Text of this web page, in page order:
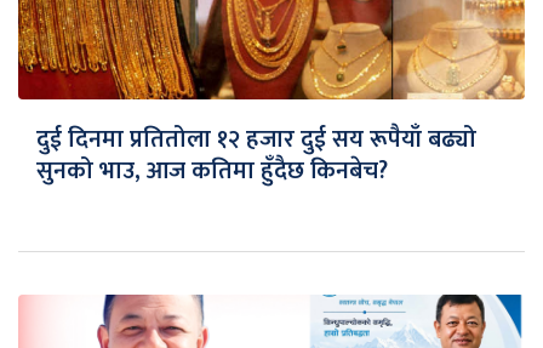
दुई दिनमा प्रतितोला १२ हजार दुई सय रूपैयाँ बढ्यो
सुनको भाउ, आज कतिमा हुँदैछ किनबेच?